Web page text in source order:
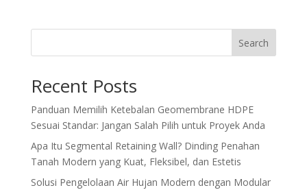
Search
Recent Posts
Panduan Memilih Ketebalan Geomembrane HDPE
Sesuai Standar: Jangan Salah Pilih untuk Proyek Anda
Apa Itu Segmental Retaining Wall? Dinding Penahan
Tanah Modern yang Kuat, Fleksibel, dan Estetis
Solusi Pengelolaan Air Hujan Modern dengan Modular